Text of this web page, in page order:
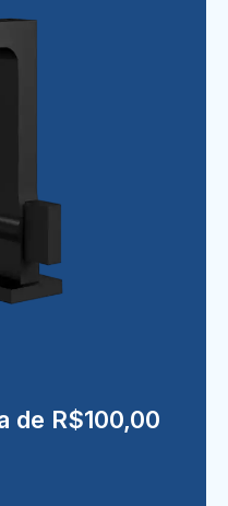
de R$100,00